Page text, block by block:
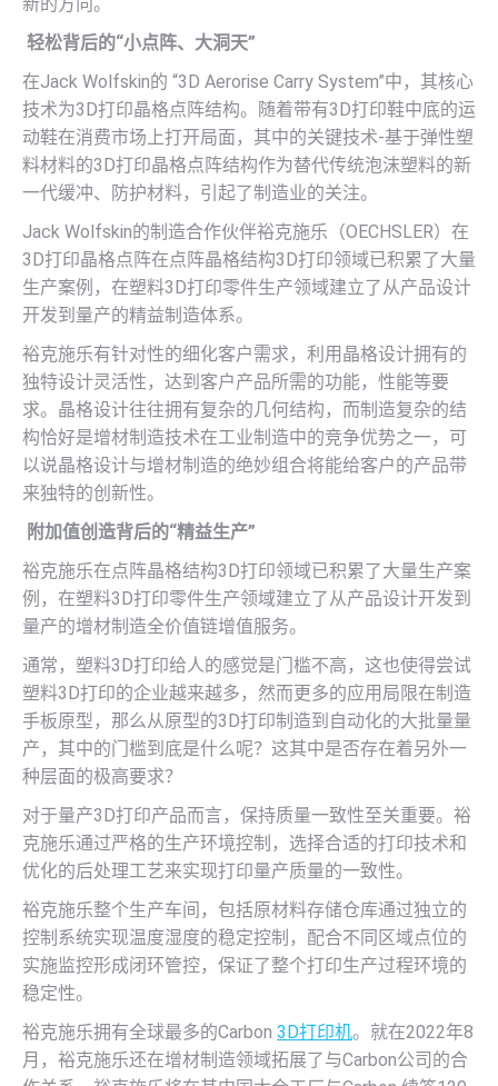
轻松背后的“小点阵、大洞天”
在Jack Wolfskin的 “3D Aerorise Carry System”中，其核心
技术为3D打印晶格点阵结构。随着带有3D打印鞋中底的运
动鞋在消费市场上打开局面，其中的关键技术-基于弹性塑
料材料的3D打印晶格点阵结构作为替代传统泡沫塑料的新
一代缓冲、防护材料，引起了制造业的关注。
Jack Wolfskin的制造合作伙伴裕克施乐（OECHSLER）在
3D打印晶格点阵在点阵晶格结构3D打印领域已积累了大量
生产案例，在塑料3D打印零件生产领域建立了从产品设计
开发到量产的精益制造体系。
裕克施乐有针对性的细化客户需求，利用晶格设计拥有的
独特设计灵活性，达到客户产品所需的功能，性能等要
求。晶格设计往往拥有复杂的几何结构，而制造复杂的结
构恰好是增材制造技术在工业制造中的竞争优势之一，可
以说晶格设计与增材制造的绝妙组合将能给客户的产品带
来独特的创新性。
附加值创造背后的“精益生产”
裕克施乐在点阵晶格结构3D打印领域已积累了大量生产案
例，在塑料3D打印零件生产领域建立了从产品设计开发到
量产的增材制造全价值链增值服务。
通常，塑料3D打印给人的感觉是门槛不高，这也使得尝试
塑料3D打印的企业越来越多，然而更多的应用局限在制造
手板原型，那么从原型的3D打印制造到自动化的大批量量
产，其中的门槛到底是什么呢？这其中是否存在着另外一
种层面的极高要求？
对于量产3D打印产品而言，保持质量一致性至关重要。裕
克施乐通过严格的生产环境控制，选择合适的打印技术和
优化的后处理工艺来实现打印量产质量的一致性。
裕克施乐整个生产车间，包括原材料存储仓库通过独立的
控制系统实现温度湿度的稳定控制，配合不同区域点位的
实施监控形成闭环管控，保证了整个打印生产过程环境的
稳定性。
裕克施乐拥有全球最多的Carbon 3D打印机。就在2022年8
月，裕克施乐还在增材制造领域拓展了与Carbon公司的合